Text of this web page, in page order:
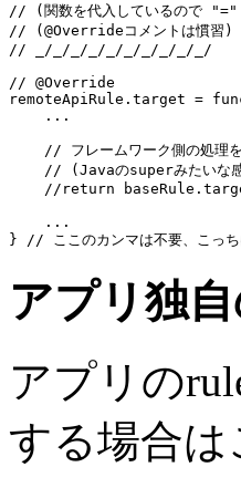
// (関数を代入しているので "="
// (@Overrideコメントは慣習)
// _/_/_/_/_/_/_/_/_/_/
// @Override
remoteApiRule.target =
...
// フレームワーク側の処理
// (Javaのsuperみたいな
//return
...
}
// ここのカンマは不要、こっち
アプリ独
アプリの
する場合